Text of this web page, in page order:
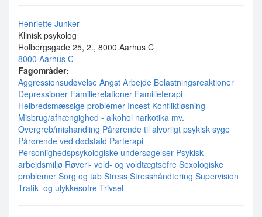
Henriette Junker
Klinisk psykolog
Holbergsgade 25, 2., 8000 Aarhus C
8000 Aarhus C
Fagområder:
Aggressionsudøvelse Angst Arbejde Belastningsreaktioner
Depressioner Familierelationer Familieterapi
Helbredsmæssige problemer Incest Konfliktløsning
Misbrug/afhængighed - alkohol narkotika mv.
Overgreb/mishandling Pårørende til alvorligt psykisk syge
Pårørende ved dødsfald Parterapi
Personlighedspsykologiske undersøgelser Psykisk
arbejdsmiljø Røveri- vold- og voldtægtsofre Sexologiske
problemer Sorg og tab Stress Stresshåndtering Supervision
Trafik- og ulykkesofre Trivsel